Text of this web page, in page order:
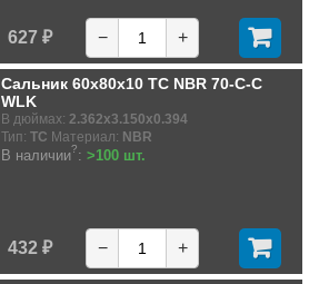
627 ₽ − +
Сальник 60x80x10 TC NBR 70-C-C
WLK
В дюймах: 2.362x3.150x0.394
Тип: TC Материал: NBR
В наличии?: >100 шт.
432 ₽ − +